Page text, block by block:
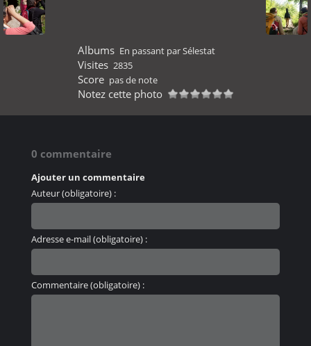
Albums En passant par Sélestat
Visites 2835
Score pas de note
Notez cette photo
0 commentaire
Ajouter un commentaire
Auteur (obligatoire) :
Adresse e-mail (obligatoire) :
Commentaire (obligatoire) :